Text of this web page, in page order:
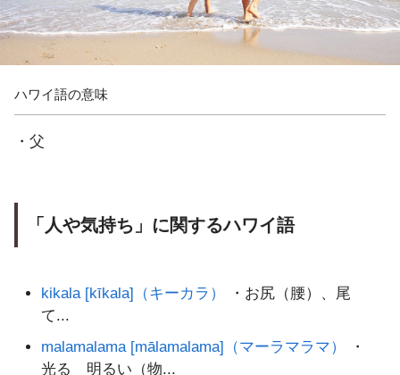
ハワイ語の意味
・父
「人や気持ち」に関するハワイ語
kikala [kīkala]（キーカラ）
・お尻（腰）、尾
て...
malamalama [mālamalama]（マーラマラマ）
・
光る 明るい（物...